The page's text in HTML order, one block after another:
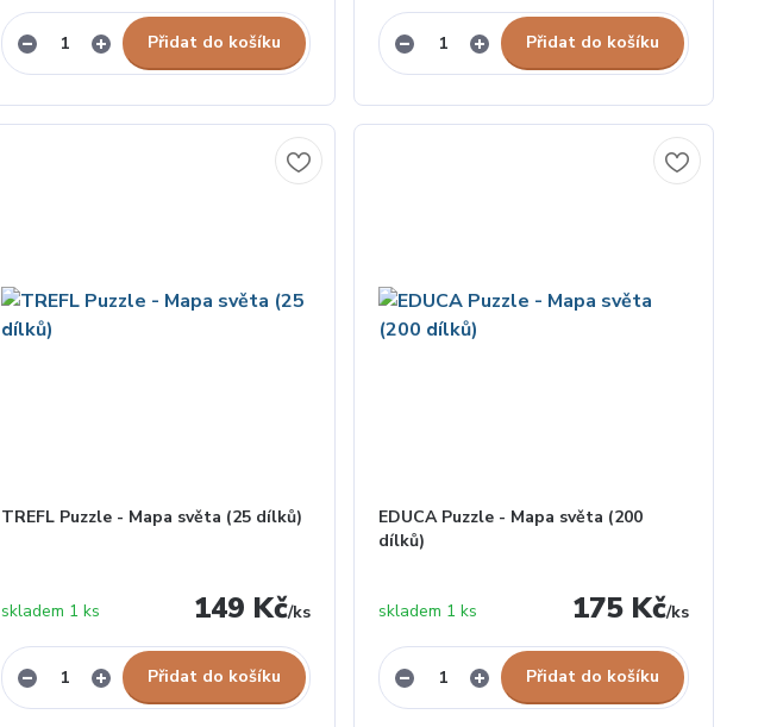
Přidat do košíku Přidat do košíku
TREFL Puzzle - Mapa světa (25 dílků)
149 Kč/ks
skladem 1 ks
Přidat do košíku
EDUCA Puzzle - Mapa světa (200
dílků)
175 Kč/ks
skladem 1 ks
Přidat do košíku